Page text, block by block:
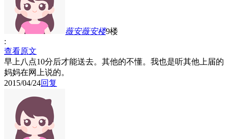
薇安薇安楼9楼
:
查看原文
早上八点10分后才能送去。其他的不懂。我也是听其他上届的
妈妈在网上说的。
2015/04/24回复